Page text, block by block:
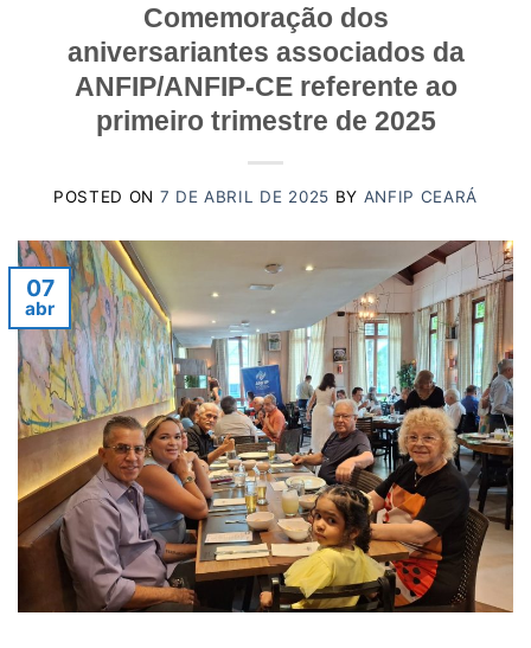
Comemoração dos
aniversariantes associados da
ANFIP/ANFIP-CE referente ao
primeiro trimestre de 2025
POSTED ON 7 DE ABRIL DE 2025 BY ANFIP CEARÁ
07
abr